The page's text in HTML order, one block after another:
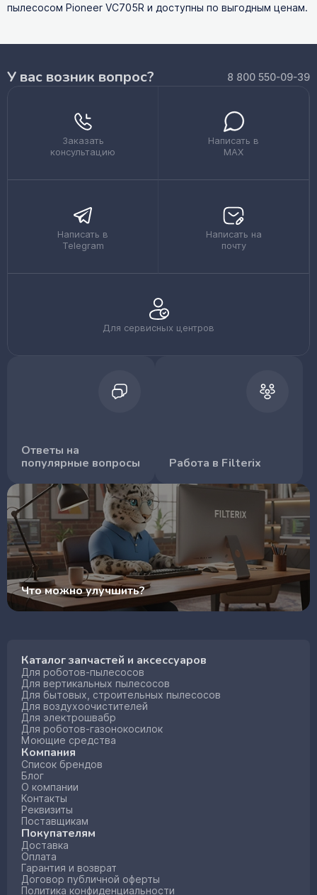
пылесосом Pioneer VC705R и доступны по выгодным ценам.
У вас возник вопрос? 8 800 550-09-39
Заказать
консультацию
Написать в
MAX
Написать в
Telegram
Написать на
почту
Для сервисных центров
Ответы на
популярные вопросы
Работа в Filterix
Что можно улучшить?
Каталог запчастей и аксессуаров
Для роботов-пылесосов
Для вертикальных пылесосов
Для бытовых, строительных пылесосов
Для воздухоочистителей
Для электрошвабр
Для роботов-газонокосилок
Моющие средства
Компания
Список брендов
Блог
О компании
Контакты
Реквизиты
Поставщикам
Покупателям
Доставка
Оплата
Гарантия и возврат
Договор публичной оферты
Политика конфиденциальности